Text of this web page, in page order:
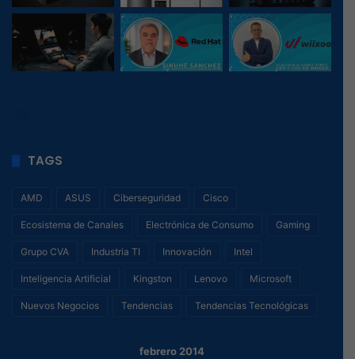
TAGS
AMD ASUS Ciberseguridad Cisco
Ecosistema de Canales Electrónica de Consumo Gaming
Grupo CVA Industria TI Innovación Intel
Inteligencia Artificial Kingston Lenovo Microsoft
Nuevos Negocios Tendencias Tendencias Tecnológicas
febrero 2014